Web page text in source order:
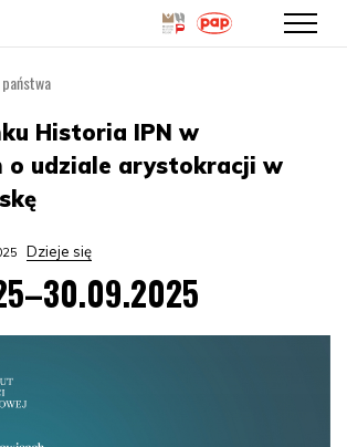
treści
Historia IPN w
o udziale arystokracji w
Dzieje się